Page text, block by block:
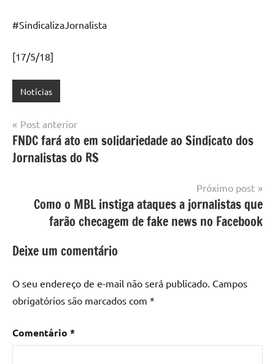
#SindicalizaJornalista
[17/5/18]
Notícias
Navegação
de
Post
Post anterior
FNDC fará ato em solidariedade ao Sindicato dos
Jornalistas do RS
Próximo post
Como o MBL instiga ataques a jornalistas que
farão checagem de fake news no Facebook
Deixe um comentário
O seu endereço de e-mail não será publicado. Campos
obrigatórios são marcados com *
Comentário *